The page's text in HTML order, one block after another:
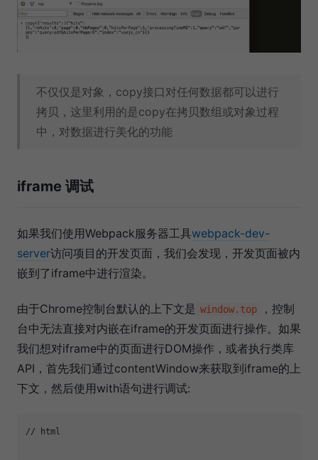
不仅仅是对象，copy接口对任何数据都可以进行
拷贝，这里利用的是copy在拷贝数组或对象过程
中，对数据进行美化的功能
iframe 调试
如果我们使用Webpack服务器工具webpack-dev-
server访问项目的开发页面，我们会发现，开发页面被内
嵌到了iframe中进行渲染。
由于Chrome控制台默认的上下文是 window.top
，控制
台中无法直接对内嵌在iframe的开发页面进行操作。如果
我们想对iframe中的页面进行DOM操作，或者执行类库
API，首先我们通过contentWindow来获取到iframe的上
下文，然后使用with语句进行调试:
// html